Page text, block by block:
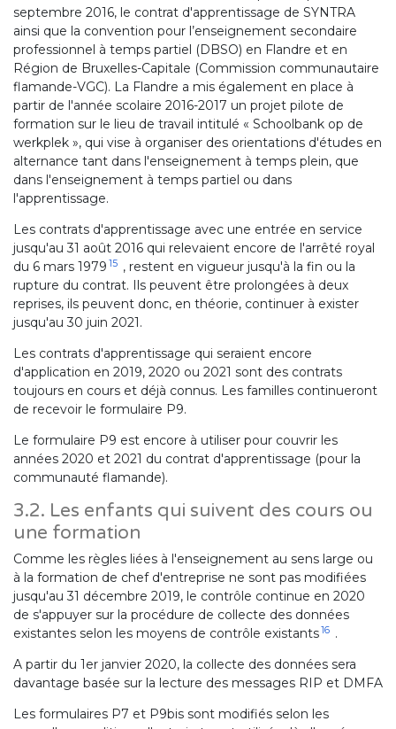
septembre 2016, le contrat d'apprentissage de SYNTRA
ainsi que la convention pour l’enseignement secondaire
professionnel à temps partiel (DBSO) en Flandre et en
Région de Bruxelles-Capitale (Commission communautaire
flamande-VGC). La Flandre a mis également en place à
partir de l'année scolaire 2016-2017 un projet pilote de
formation sur le lieu de travail intitulé « Schoolbank op de
werkplek », qui vise à organiser des orientations d'études en
alternance tant dans l'enseignement à temps plein, que
dans l'enseignement à temps partiel ou dans
l'apprentissage.
Les contrats d'apprentissage avec une entrée en service
jusqu'au 31 août 2016 qui relevaient encore de l'arrêté royal
du 6 mars 1979 15 , restent en vigueur jusqu'à la fin ou la
rupture du contrat. Ils peuvent être prolongées à deux
reprises, ils peuvent donc, en théorie, continuer à exister
jusqu'au 30 juin 2021.
Les contrats d'apprentissage qui seraient encore
d'application en 2019, 2020 ou 2021 sont des contrats
toujours en cours et déjà connus. Les familles continueront
de recevoir le formulaire P9.
Le formulaire P9 est encore à utiliser pour couvrir les
années 2020 et 2021 du contrat d'apprentissage (pour la
communauté flamande).
3.2. Les enfants qui suivent des cours ou
une formation
Comme les règles liées à l'enseignement au sens large ou
à la formation de chef d'entreprise ne sont pas modifiées
jusqu'au 31 décembre 2019, le contrôle continue en 2020
de s'appuyer sur la procédure de collecte des données
existantes selon les moyens de contrôle existants16 .
A partir du 1er janvier 2020, la collecte des données sera
davantage basée sur la lecture des messages RIP et DMFA
Les formulaires P7 et P9bis sont modifiés selon les